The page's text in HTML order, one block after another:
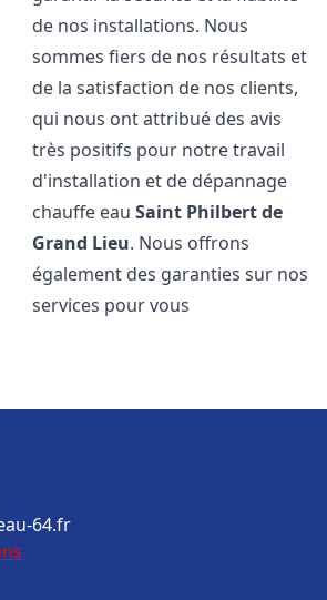
de nos installations. Nous
sommes fiers de nos résultats et
de la satisfaction de nos clients,
qui nous ont attribué des avis
très positifs pour notre travail
d'installation et de dépannage
chauffe eauSaint Philbert de
Grand Lieu. Nous offrons
également des garanties sur nos
services pour vous
64.fr